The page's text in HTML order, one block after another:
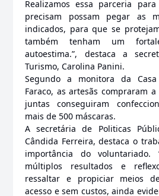
Realizamos essa parceria
precisam possam pegar as
indicados, para que se
também tenham um
autoestima.”, destaca a
Turismo, Carolina Panini.
Segundo a monitora da
Faraco, as artesãs compraram
juntas conseguiram
mais de 500 máscaras.
A secretária de Politicas
Cândida Ferreira, destaca o
importância do voluntariado.
múltiplos resultados e
ressaltar e propiciar meios
acesso e sem custos, ainda